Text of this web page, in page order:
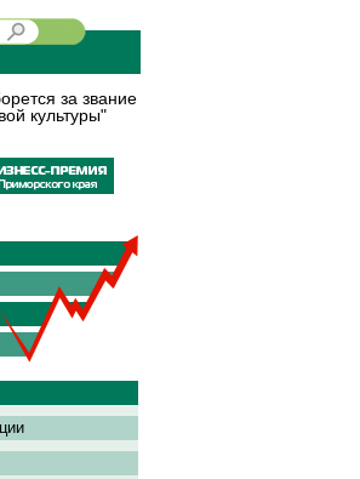
за звание
культуры"